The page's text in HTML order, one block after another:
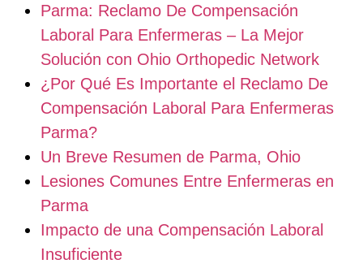
Parma: Reclamo De Compensación
Laboral Para Enfermeras – La Mejor
Solución con Ohio Orthopedic Network
¿Por Qué Es Importante el Reclamo De
Compensación Laboral Para Enfermeras
Parma?
Un Breve Resumen de Parma, Ohio
Lesiones Comunes Entre Enfermeras en
Parma
Impacto de una Compensación Laboral
Insuficiente